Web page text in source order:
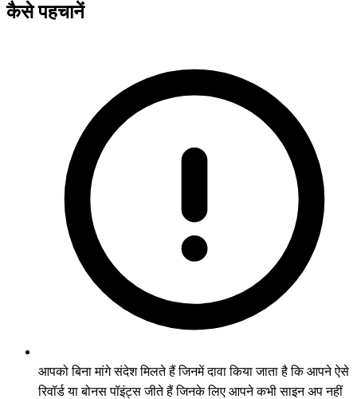
कैसे पहचानें
आपको बिना मांगे संदेश मिलते हैं जिनमें दावा किया जाता है कि आपने ऐसे
रिवॉर्ड या बोनस पॉइंट्स जीते हैं जिनके लिए आपने कभी साइन अप नहीं